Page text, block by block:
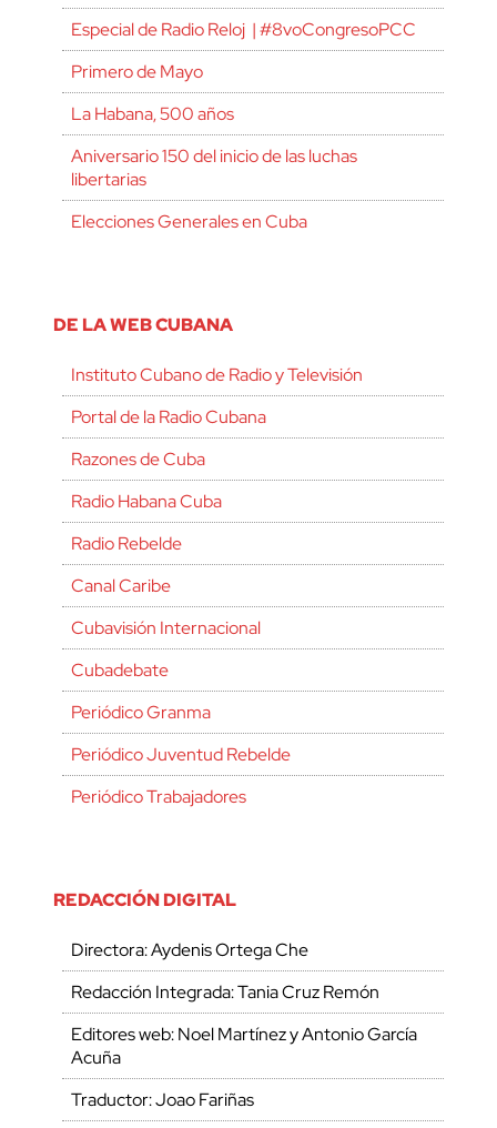
Especial de Radio Reloj | #8voCongresoPCC
Primero de Mayo
La Habana, 500 años
Aniversario 150 del inicio de las luchas
libertarias
Elecciones Generales en Cuba
DE LA WEB CUBANA
Instituto Cubano de Radio y Televisión
Portal de la Radio Cubana
Razones de Cuba
Radio Habana Cuba
Radio Rebelde
Canal Caribe
Cubavisión Internacional
Cubadebate
Periódico Granma
Periódico Juventud Rebelde
Periódico Trabajadores
REDACCIÓN DIGITAL
Directora: Aydenis Ortega Che
Redacción Integrada: Tania Cruz Remón
Editores web: Noel Martínez y Antonio García
Acuña
Traductor: Joao Fariñas